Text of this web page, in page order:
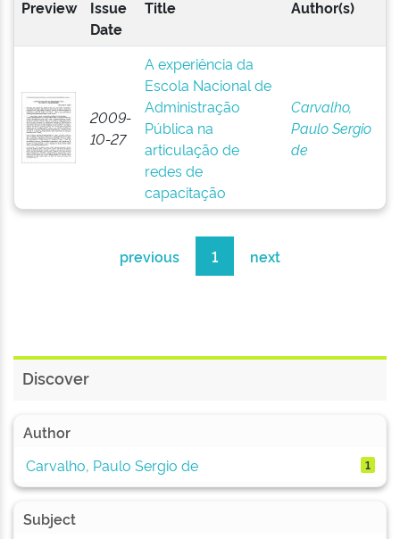
Preview
Issue
Date
Title Author(s)
2009-
10-27
A experiência da
Escola Nacional de
Administração
Pública na
articulação de
redes de
capacitação
Carvalho,
Paulo Sergio
de
previous 1 next
Discover
Author
Carvalho, Paulo Sergio de
1
Subject